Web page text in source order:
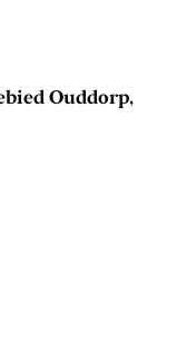
Ouddorp,